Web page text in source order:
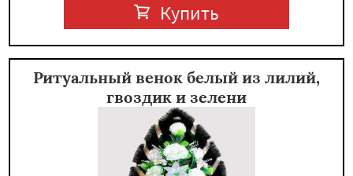
Купить
Ритуальный венок белый из лилий,
гвоздик и зелени